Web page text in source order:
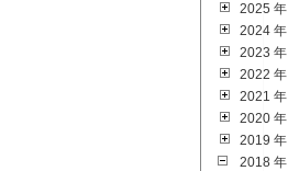
2025 年
2024 年
2023 年
2022 年
2021 年
2020 年
2019 年
2018 年